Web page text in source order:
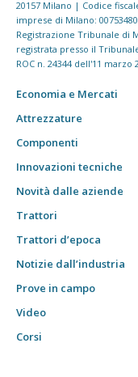
20157 Milano | Codice
imprese di Milano:
Registrazione Tribunale di
registrata presso il
ROC n. 24344 dell'11 marzo
Economia e Mercati
Attrezzature
Componenti
Innovazioni tecniche
Novità dalle aziende
Trattori
Trattori d’epoca
Notizie dall’industria
Prove in campo
Video
Corsi